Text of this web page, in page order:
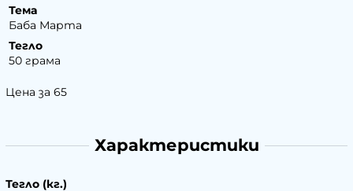
Тема
Баба Марта
Тегло
50 грама
Цена за 65
Характеристики
Тегло (кг.)